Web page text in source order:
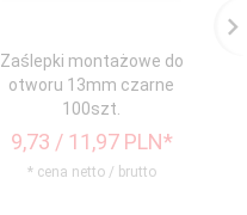
Zaślepki montażowe do
otworu 13mm czarne
100szt.
9,73 / 11,97 PLN*
* cena netto / brutto